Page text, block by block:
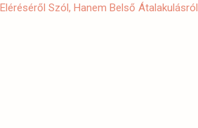
Eléréséről Szól, Hanem Belső Átalakulásról